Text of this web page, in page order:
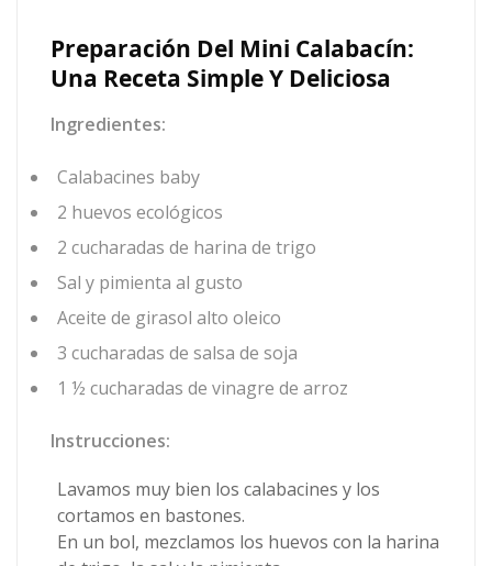
Preparación Del Mini Calabacín:
Una Receta Simple Y Deliciosa
Ingredientes:
Calabacines baby
2 huevos ecológicos
2 cucharadas de harina de trigo
Sal y pimienta al gusto
Aceite de girasol alto oleico
3 cucharadas de salsa de soja
1 ½ cucharadas de vinagre de arroz
Instrucciones:
Lavamos muy bien los calabacines y los
cortamos en bastones.
En un bol, mezclamos los huevos con la harina